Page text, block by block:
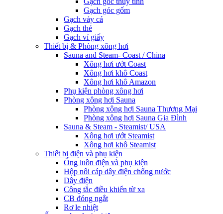
Gạch góc gốm
Gạch vảy cá
Gạch thẻ
Gạch vỉ giấy
Thiết bị & Phòng xông hơi
Sauna and Steam- Coast / China
Xông hơi ướt Coast
Xông hơi khô Coast
Xông hơi khô Amazon
Phụ kiện phòng xông hơi
Phòng xông hơi Sauna
Phòng xông hơi Sauna Thương Mại
Phòng xông hơi Sauna Gia Đình
Sauna & Steam - Steamist/ USA
Xông hơi ướt Steamist
Xông hơi khô Steamist
Thiết bị điện và phụ kiện
Ống luồn điện và phụ kiện
Hộp nối cáp dây điện chống nước
Dây điện
Công tắc điều khiển từ xa
CB đóng ngắt
Rơ le nhiệt